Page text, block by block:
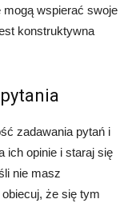
mogą wspierać swoje
konstruktywna
zadawania pytań i
ich opinie i staraj się
nie masz
że się tym